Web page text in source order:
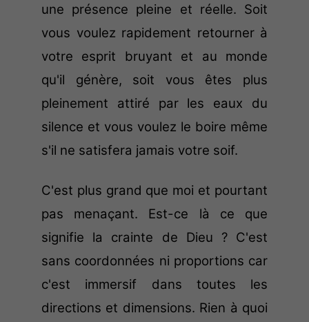
une présence pleine et réelle. Soit
vous voulez rapidement retourner à
votre esprit bruyant et au monde
qu'il génère, soit vous êtes plus
pleinement attiré par les eaux du
silence et vous voulez le boire même
s'il ne satisfera jamais votre soif.
C'est plus grand que moi et pourtant
pas menaçant. Est-ce là ce que
signifie la crainte de Dieu ? C'est
sans coordonnées ni proportions car
c'est immersif dans toutes les
directions et dimensions. Rien à quoi